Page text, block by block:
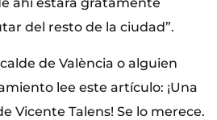
del resto de la ciudad”.
de València o alguien
lee este artículo: ¡Una
Vicente Talens! Se lo merece.